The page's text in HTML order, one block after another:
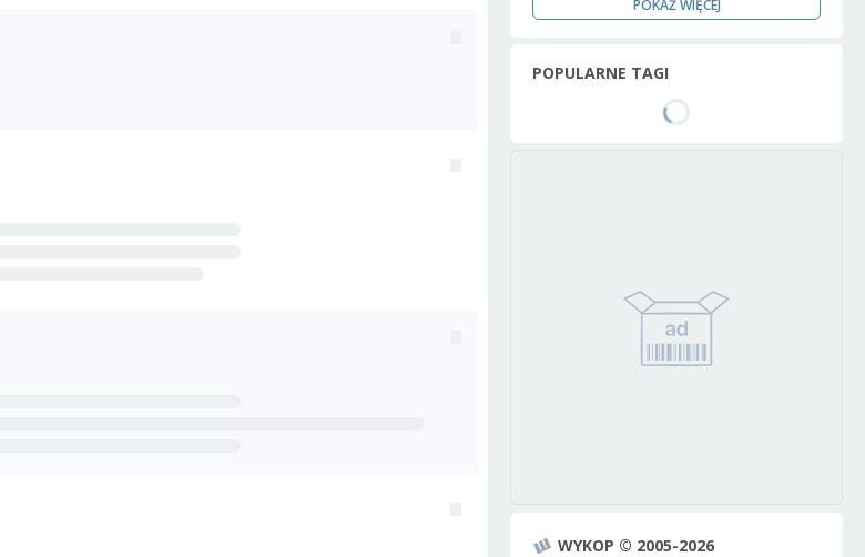
POKAŻ WIĘCEJ
POPULARNE TAGI
WYKOP © 2005-2026